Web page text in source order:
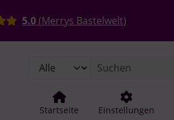
5.0(Merrys Bastelwelt)
Startseite Einstellungen